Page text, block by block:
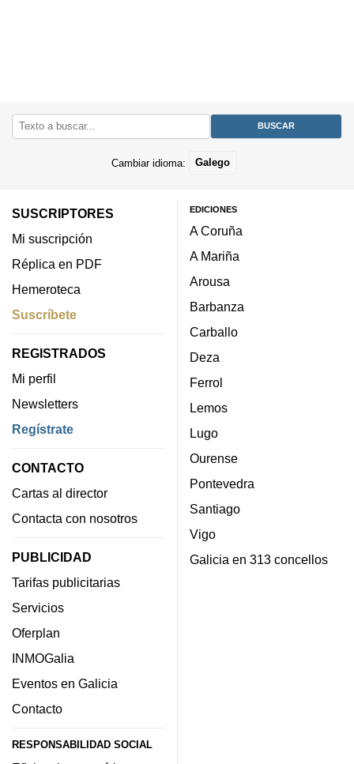
Cambiar idioma: Galego
SUSCRIPTORES
Mi suscripción
Réplica en PDF
Hemeroteca
Suscríbete
REGISTRADOS
Mi perfil
Newsletters
Regístrate
CONTACTO
Cartas al director
Contacta con nosotros
PUBLICIDAD
Tarifas publicitarias
Servicios
Oferplan
INMOGalia
Eventos en Galicia
Contacto
RESPONSABILIDAD SOCIAL
EDICIONES
A Coruña
A Mariña
Arousa
Barbanza
Carballo
Deza
Ferrol
Lemos
Lugo
Ourense
Pontevedra
Santiago
Vigo
Galicia en 313 concellos